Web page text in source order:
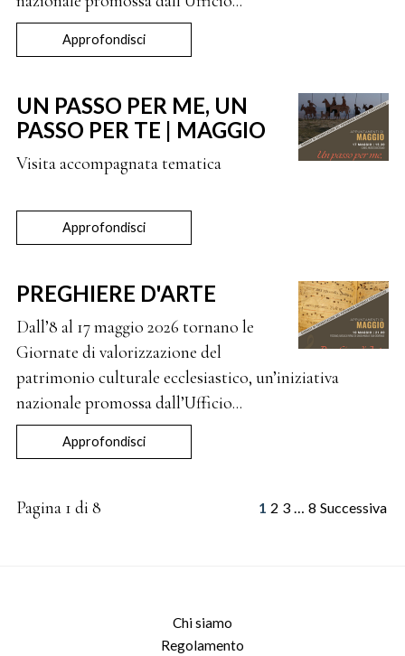
Approfondisci
UN PASSO PER ME, UN
PASSO PER TE | MAGGIO
Visita accompagnata tematica
Approfondisci
PREGHIERE D'ARTE
Dall’8 al 17 maggio 2026 tornano le
Giornate di valorizzazione del
patrimonio culturale ecclesiastico, un’iniziativa
nazionale promossa dall’Ufficio...
Approfondisci
Pagina 1 di 8 1 2 3 … 8 Successiva
Chi siamo
Regolamento